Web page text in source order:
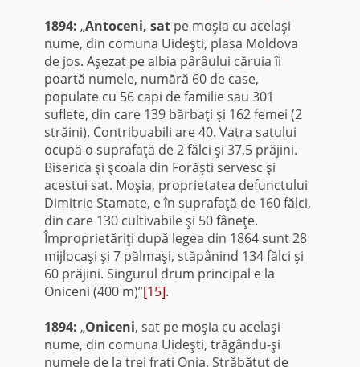
1894: „Antoceni, sat pe moşia cu acelaşi
nume, din comuna Uideşti, plasa Moldova
de jos. Aşezat pe albia pârâului căruia îi
poartă numele, numără 60 de case,
populate cu 56 capi de familie sau 301
suflete, din care 139 bărbaţi şi 162 femei (2
străini). Contribuabili are 40. Vatra satului
ocupă o suprafaţă de 2 fălci şi 37,5 prăjini.
Biserica şi şcoala din Forăşti servesc şi
acestui sat. Moşia, proprietatea defunctului
Dimitrie Stamate, e în suprafaţă de 160 fălci,
din care 130 cultivabile şi 50 fâneţe.
Împroprietăriţi după legea din 1864 sunt 28
mijlocaşi şi 7 pălmaşi, stăpânind 134 fălci şi
60 prăjini. Singurul drum principal e la
Oniceni (400 m)”[15].
1894: „Oniceni, sat pe moşia cu acelaşi
nume, din comuna Uideşti, trăgându-şi
numele de la trei fraţi Onia. Străbătut de